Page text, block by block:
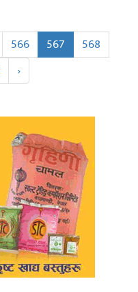
566 567
568
›